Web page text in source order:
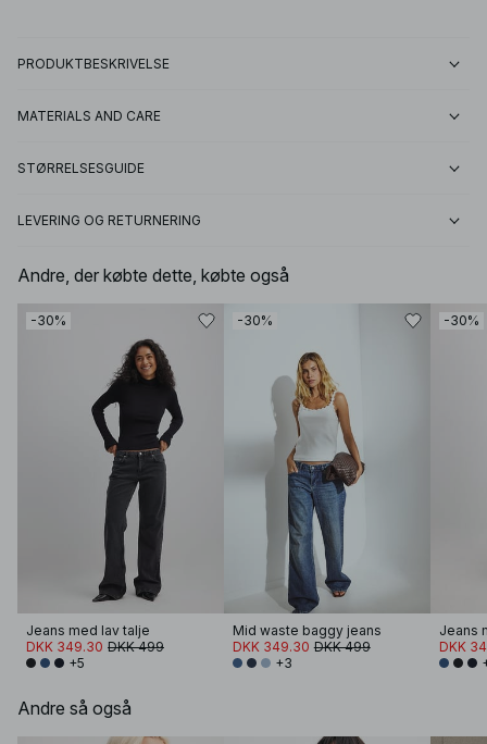
PRODUKTBESKRIVELSE
MATERIALS AND CARE
STØRRELSESGUIDE
LEVERING OG RETURNERING
Andre, der købte dette, købte også
-30%
Jeans med lav talje
DKK 349.30 DKK 499
+5
-30%
Mid waste baggy jeans
DKK 349.30 DKK 499
+3
-30%
Jeans
DKK
Andre så også